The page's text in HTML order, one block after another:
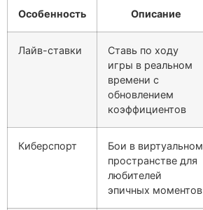
Особенность Описание
Лайв-ставки
Ставь по ходу
игры в реальном
времени с
обновлением
коэффициентов
Киберспорт
Бои в виртуальном
пространстве для
любителей
эпичных моментов